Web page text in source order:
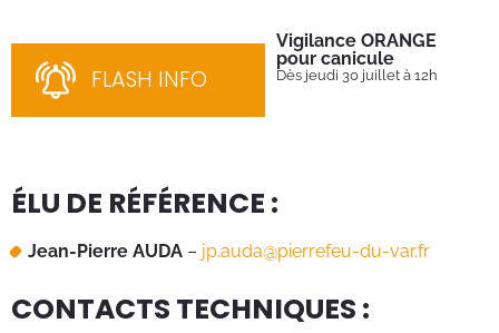
FLASH INFO
Vigilance ORANGE
pour canicule
Dès jeudi 30 juillet à 12h
ÉLU DE RÉFÉRENCE :
Jean-Pierre AUDA – jp.auda@pierrefeu-du-var.fr
CONTACTS TECHNIQUES :